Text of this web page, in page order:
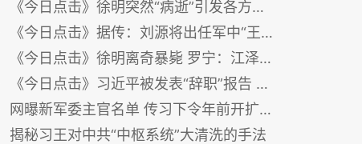
《今日点击》徐明突然“病逝”引发各方揣测
《今日点击》据传：刘源将出任军中“王岐山”之职
《今日点击》徐明离奇暴毙 罗宁：江泽民曾庆红要杀习近平
《今日点击》习近平被发表“辞职”报告 外交部悬了
网曝新军委主官名单 传习下令年前开扩大会议
揭秘习王对中共“中枢系统”大清洗的手法